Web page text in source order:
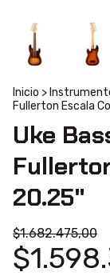
Inicio >
Fullerton Escala
Uke
20.25"
$1.682.475,00